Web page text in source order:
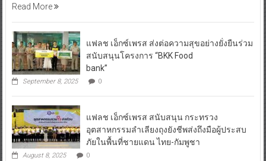
Read More
แฟลช เอ็กซ์เพรส ส่งต่อความสุขอย่างยั่งยืนร่วม
สนับสนุนโครงการ “BKK Food
bank”
September 8, 2025 0
แฟลช เอ็กซ์เพรส สนับสนุน กระทรวง
อุตสาหกรรมลำเลียงถุงยังชีพส่งถึงมือผู้ประสบ
ภัยในพื้นที่ชายแดน ไทย-กัมพูชา
August 8, 2025 0